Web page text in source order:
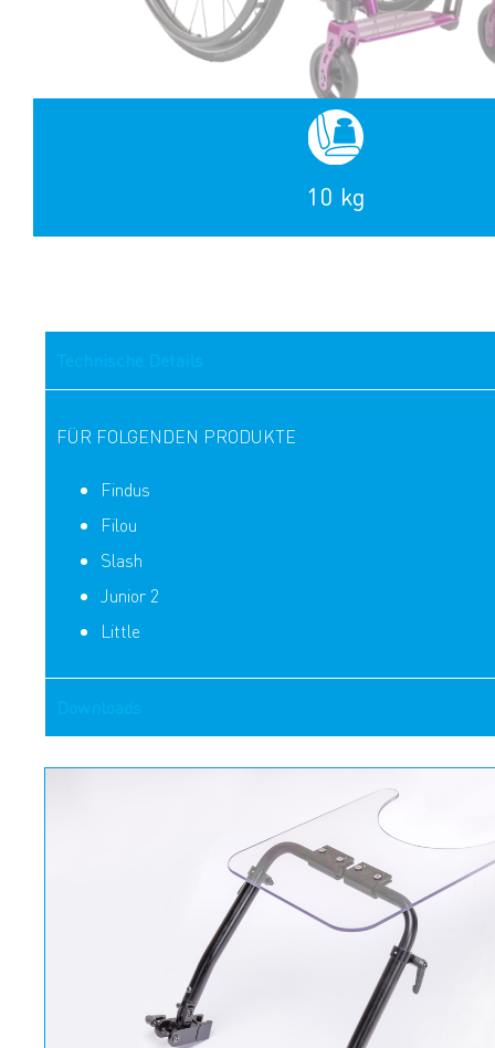
10 kg
FÜR FOLGENDEN PRODUKTE
Findus
Filou
Slash
Junior 2
Little